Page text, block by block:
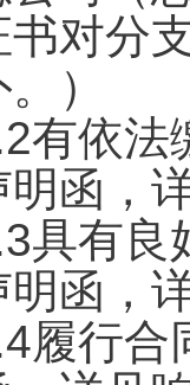
书对分
）
有依法
明函，
具有良
明函，
履行合